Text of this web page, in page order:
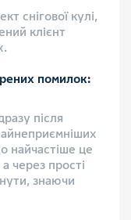
снігової кулі,
клієнт
помилок:
після
найчастіше це
через прості
знаючи